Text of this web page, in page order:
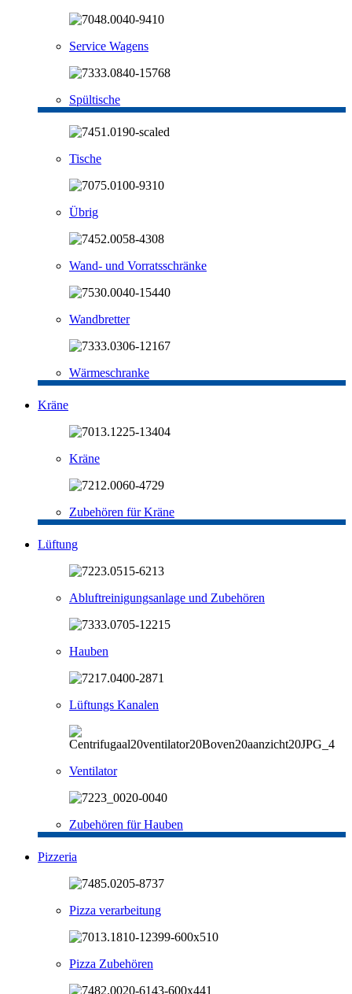
Service Wagens
Spültische
Tische
Übrig
Wand- und Vorratsschränke
Wandbretter
Wärmeschranke
Kräne
Kräne
Zubehören für Kräne
Lüftung
Abluftreinigungsanlage und Zubehören
Hauben
Lüftungs Kanalen
Ventilator
Zubehören für Hauben
Pizzeria
Pizza verarbeitung
Pizza Zubehören